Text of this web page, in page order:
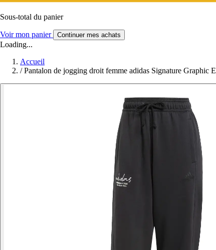
Sous-total du panier
Voir mon panier Continuer mes achats
Loading...
Accueil
/ Pantalon de jogging droit femme adidas Signature Graphic